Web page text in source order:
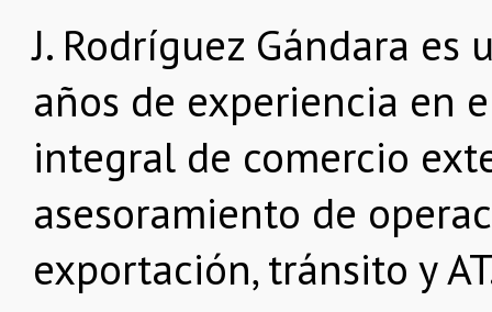
J. Rodríguez Gándara
años de experiencia en
integral de comercio
asesoramiento de
exportación, tránsito y